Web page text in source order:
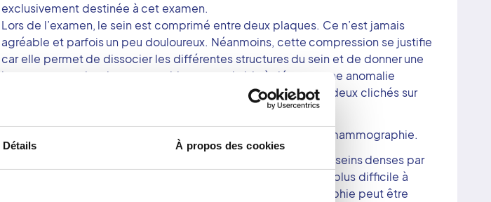
Détails À propos des cookies
exclusivement destinée à cet examen.
Lors de l’examen, le sein est comprimé entre deux plaques. Ce n’est jamais
agréable et parfois un peu douloureux. Néanmoins, cette compression se justifie
car elle permet de dissocier les différentes structures du sein et de donner une
image avec moins de superpositions ce qui aide à détecter une anomalie
éventuelle. La manipulatrice qui vous prend en charge réalise deux clichés sur
Le médecin radiologue vous examine ensuite et interprète la mammographie.
Bon à savoir : certains seins sont plus lisibles que d’autres. Les seins denses par
exemple, qui comportent peu de graisse, donnent une image plus difficile à
interpréter. Dans ce cas et dans certains autres, la mammographie peut être